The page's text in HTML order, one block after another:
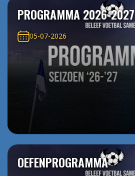
PROGRAMMA 2026-2027
05-07-2026
OEFENPROGRAMMA